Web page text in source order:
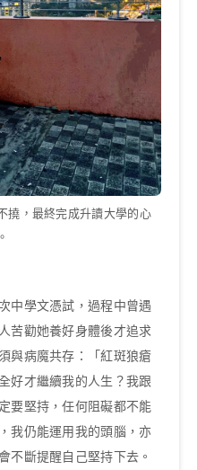
撓，最終完成升讀大學的心
中學文憑試，過程中曾遇
苦勸她養好身體後才追求
與病魔共存：「紅斑狼瘡
好才繼續我的人生？我跟
要堅持，任何阻礙都不能
我仍能運用我的頭腦，亦
不斷提醒自己堅持下去。